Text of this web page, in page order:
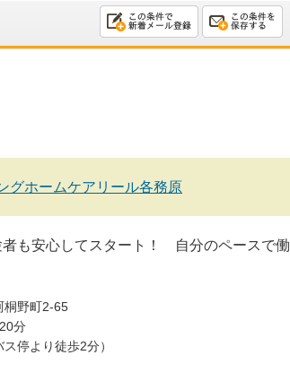
グホームケアリール各務原
も安心してスタート！ 自分のペースで働
桐野町2-65
分
停より徒歩2分）